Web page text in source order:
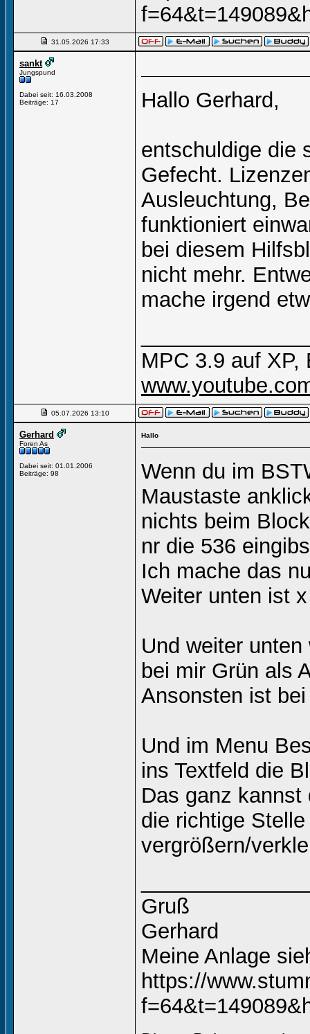
31.05.2026 17:33
sankt
Jungspund
Dabei seit: 16.03.2008
Beiträge: 17
Hallo Gerhard,
entschuldige die
Gefecht.
Ausleuchtung,
funktioniert
bei diesem
nicht mehr.
mache irgend
MPC 3.9 auf XP,
05.07.2026 13:10
Gerhard
Foren As
Dabei seit: 01.01.2006
Beiträge: 98
Hallo
Wenn du im
Maustaste
nichts beim
nr die 536
Ich mache das
Weiter unten ist
Und weiter
bei mir Grün als
Ansonsten ist
Und im Menu
ins Textfeld die
Das ganz
die richtige
vergrößern/
Gruß
Gerhard
Meine Anlage
https://